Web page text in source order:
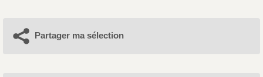
Partager ma sélection